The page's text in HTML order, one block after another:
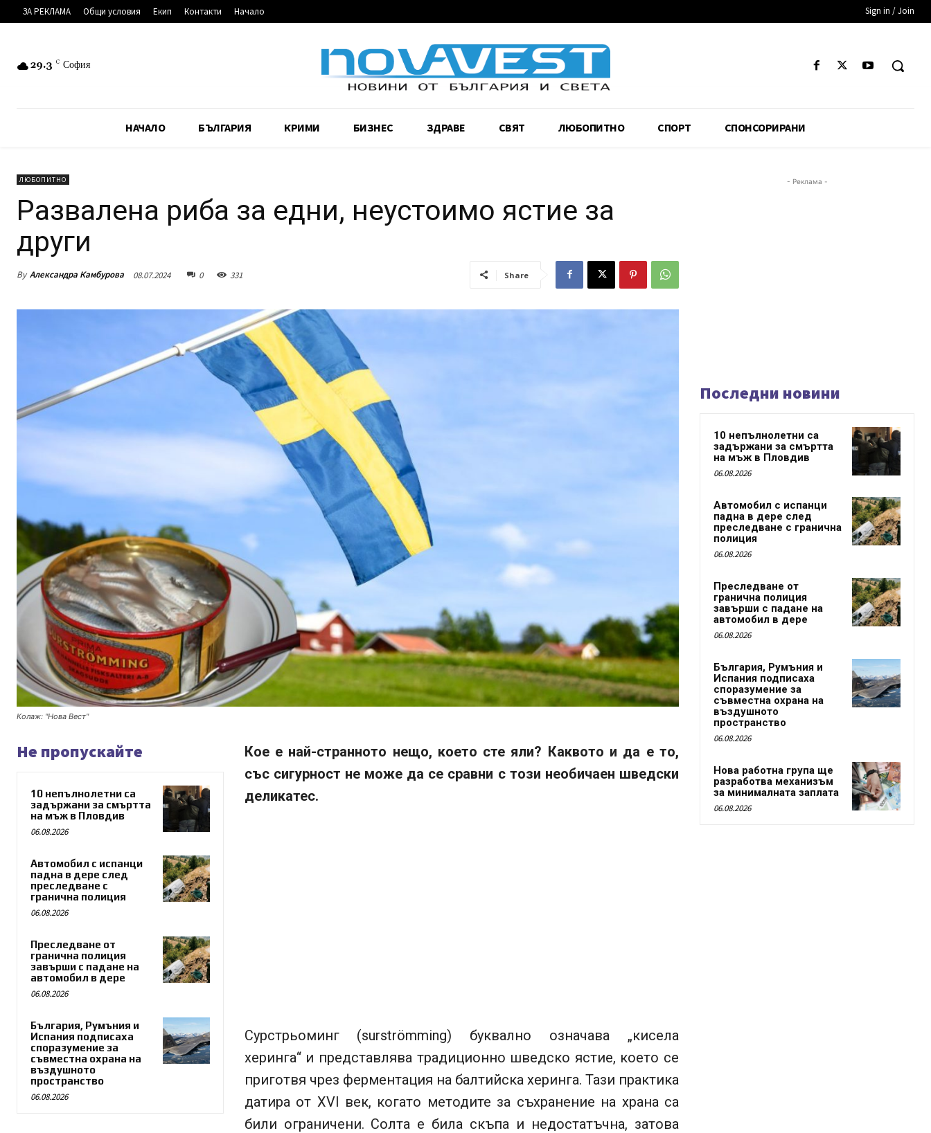
ЗА РЕКЛАМА Общи условия Екип Контакти Начало Sign in / Join
29.3 C София
НАЧАЛО БЪЛГАРИЯ КРИМИ БИЗНЕС ЗДРАВЕ СВЯТ ЛЮБОПИТНО СПОРТ СПОНСОРИРАНИ
ЛЮБОПИТНО
Развалена риба за едни, неустоимо ястие за
други
By Александра Камбурова 08.07.2024 0 331 Share
Колаж: "Нова Вест"
Не пропускайте
10 непълнолетни са
задържани за смъртта
на мъж в Пловдив
06.08.2026
Автомобил с испанци
падна в дере след
преследване с
гранична полиция
06.08.2026
Преследване от
гранична полиция
завърши с падане на
автомобил в дере
06.08.2026
България, Румъния и
Испания подписаха
споразумение за
съвместна охрана на
въздушното
пространство
06.08.2026
Кое е най-странното нещо, което сте яли? Каквото и да е то,
със сигурност не може да се сравни с този необичаен шведски
деликатес.
Сурстрьоминг (surströmming) буквално означава „кисела
херинга“ и представлява традиционно шведско ястие, което се
приготвя чрез ферментация на балтийска херинга. Тази практика
датира от XVI век, когато методите за съхранение на храна са
били ограничени. Солта е била скъпа и недостатъчна, затова
- Реклама -
Последни новини
10 непълнолетни са
задържани за смъртта
на мъж в Пловдив
06.08.2026
Автомобил с испанци
падна в дере след
преследване с гранична
полиция
06.08.2026
Преследване от
гранична полиция
завърши с падане на
автомобил в дере
06.08.2026
България, Румъния и
Испания подписаха
споразумение за
съвместна охрана на
въздушното
пространство
06.08.2026
Нова работна група ще
разработва механизъм
за минималната заплата
06.08.2026